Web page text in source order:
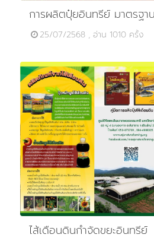
การผลิตปุ๋ยอินทรีย์ มาตรฐา
25/07/2568 , อ่าน 1010 ครั้ง
ไส้เดือนดินกำจัดขยะอินทรีย์